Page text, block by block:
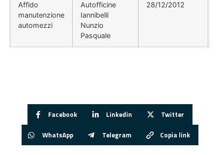
Affido
manutenzione
automezzi
Autofficine
Iannibelli
Nunzio
Pasquale
28/12/2012
Facebook Linkedin Twitter
WhatsApp Telegram Copia link